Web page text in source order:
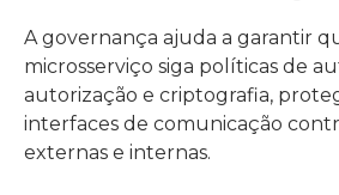
A governança ajuda a garantir
microsserviço siga políticas de
autorização e criptografia,
interfaces de comunicação
externas e internas.